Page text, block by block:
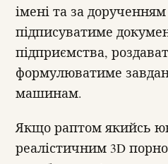
імені та за дорученням
підписуватиме
підприємства,
формулюватиме
машинам.
Якщо раптом якийсь
реалістичним 3D